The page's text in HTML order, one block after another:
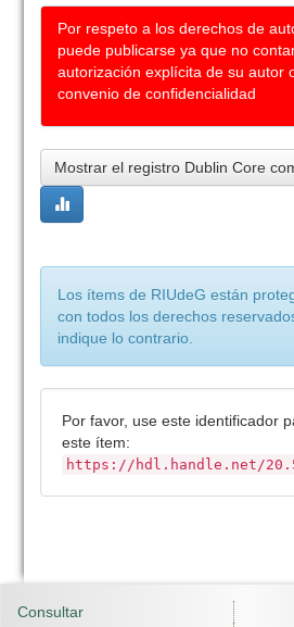
Por respeto a los derechos de
puede publicarse ya que no
autorización explícita de su autor
convenio de confidencialidad
Mostrar el registro Dublin Core
Los ítems de RIUdeG están
con todos los derechos
indique lo contrario.
Por favor, use este identificador
este ítem:
https://hdl.handle.net/
Consultar